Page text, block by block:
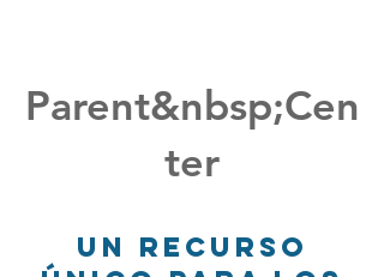
Parent&nbsp;Cen
ter
Un recurso